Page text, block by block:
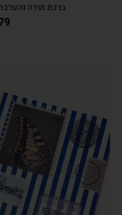
ברכת תודה